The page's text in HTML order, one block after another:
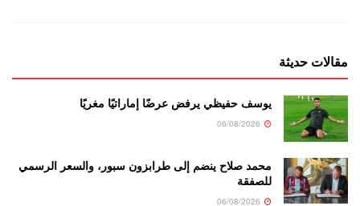
مقالات حديثة
يوسف حفيظي يرفض عرضًا إماراتيًا مغريًا
محمد صلاح ينضم إلى طرابزون سبور، والسعر الرسمي
للصفقة